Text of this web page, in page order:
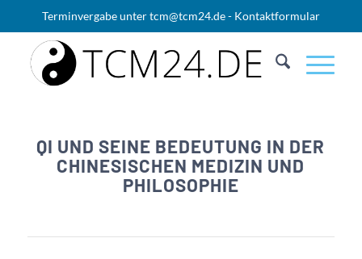
Terminvergabe untertcm@tcm24.de- Kontaktformular
QI UND SEINE BEDEUTUNG IN DER
CHINESISCHEN MEDIZIN UND
PHILOSOPHIE